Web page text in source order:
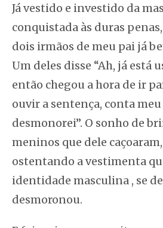
Já vestido e investido da
conquistada às duras
dois irmãos de meu pai já
Um deles disse “Ah, já está
então chegou a hora de ir
ouvir a sentença, conta meu
desmonorei”. O sonho de
meninos que dele
ostentando a vestimenta
identidade masculina , se
desmoronou.